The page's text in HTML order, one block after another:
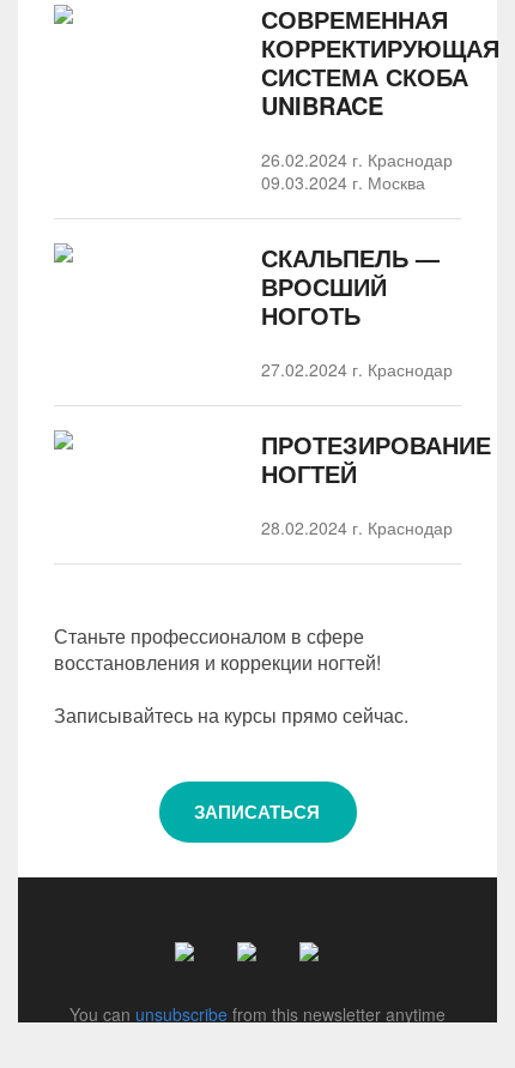
СОВРЕМЕННАЯ
КОРРЕКТИРУЮЩАЯ
СИСТЕМА СКОБА
UNIBRACE
26.02.2024 г. Краснодар
09.03.2024 г. Москва
СКАЛЬПЕЛЬ —
ВРОСШИЙ
НОГОТЬ
27.02.2024 г. Краснодар
ПРОТЕЗИРОВАНИЕ
НОГТЕЙ
28.02.2024 г. Краснодар
Станьте профессионалом в сфере
восстановления и коррекции ногтей!
Записывайтесь на курсы прямо сейчас.
ЗАПИСАТЬСЯ
You can unsubscribe from this newsletter anytime